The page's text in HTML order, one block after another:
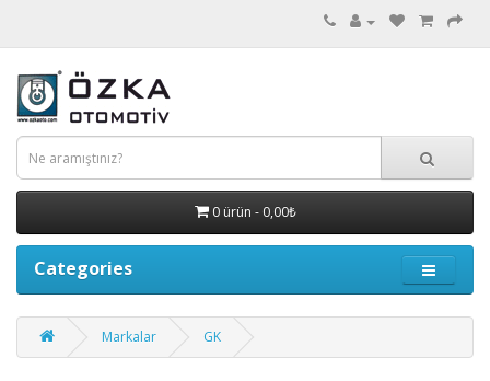
0 ürün - 0,00₺
Categories
Markalar GK